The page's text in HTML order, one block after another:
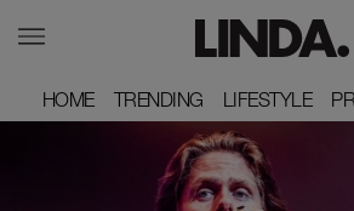
HOME
HOME TRENDING
TRENDING LIFESTYLE
LIFESTYLE